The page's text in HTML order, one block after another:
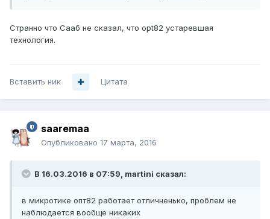
Странно что Сааб не сказал, что opt82 устаревшая
технология.
Вставить ник Цитата
saaremaa
Опубликовано 17 марта, 2016
В 16.03.2016 в 07:59, martini сказал:
в микротике опт82 работает отличненько, проблем не
наблюдается вообще никаких